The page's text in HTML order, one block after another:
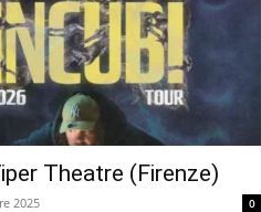
Theatre (Firenze)
2025 0